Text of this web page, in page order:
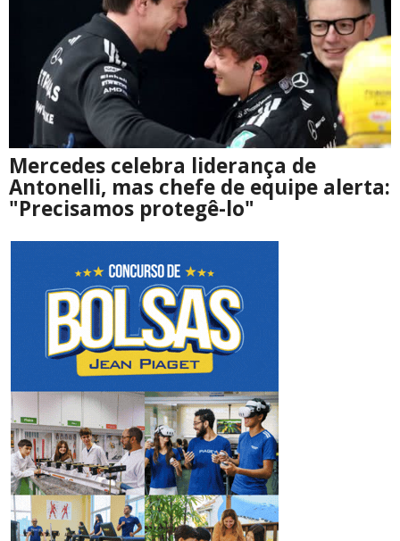
Mercedes celebra liderança de
Antonelli, mas chefe de equipe alerta:
"Precisamos protegê-lo"